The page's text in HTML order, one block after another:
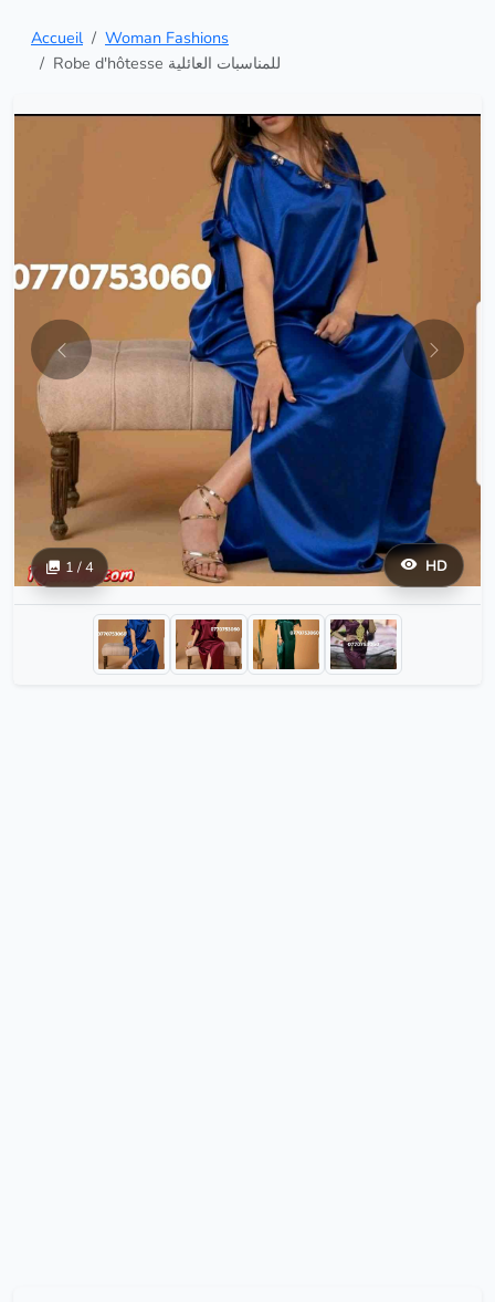
Accueil
Woman Fashions
Robe d'hôtesse للمناسبات العائلية
HD
1 / 4